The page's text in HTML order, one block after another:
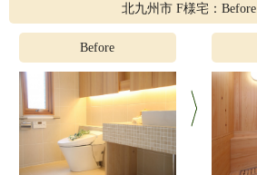
北九州市 F様宅：
Before